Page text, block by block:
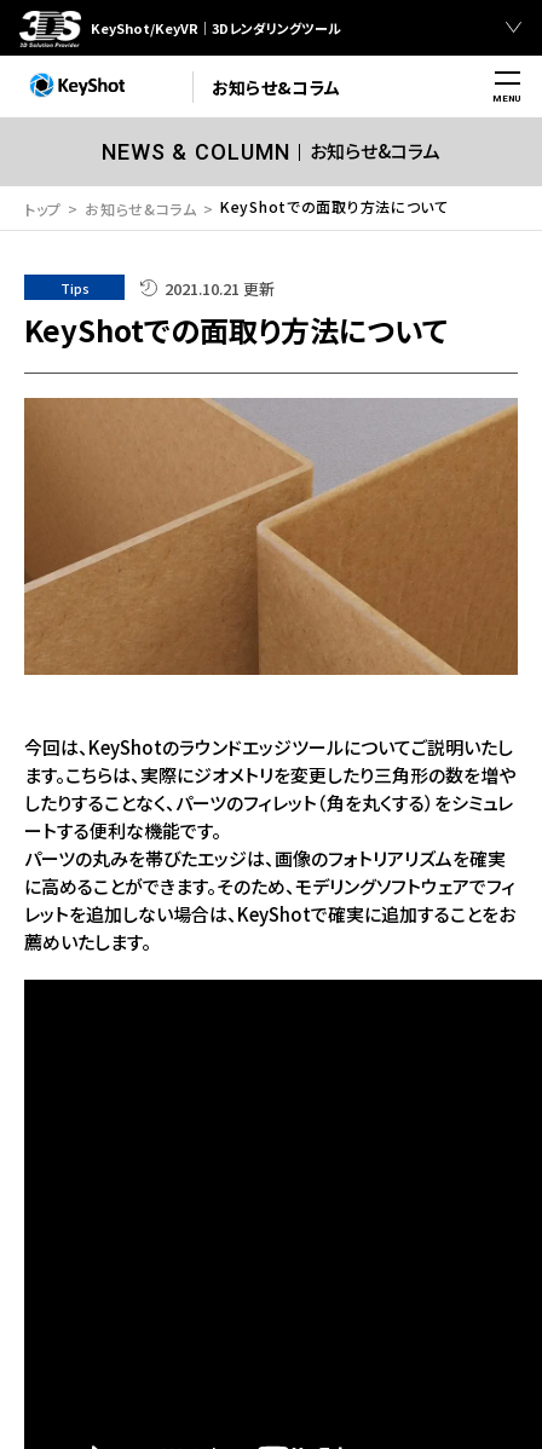
KeyShot/KeyVR｜3Dレンダリングツール
お知らせ&コラム MENU
NEWS & COLUMN お知らせ&コラム
トップ お知らせ&コラム KeyShotでの面取り方法について
Tips 2021.10.21 更新
KeyShotでの面取り方法について
今回は、KeyShotのラウンドエッジツールについてご説明いたし
ます。こちらは、実際にジオメトリを変更したり三角形の数を増や
したりすることなく、パーツのフィレット（角を丸くする）をシミュレ
ートする便利な機能です。
パーツの丸みを帯びたエッジは、画像のフォトリアリズムを確実
に高めることができます。そのため、モデリングソフトウェアでフィ
レットを追加しない場合は、KeyShotで確実に追加することをお
薦めいたします。